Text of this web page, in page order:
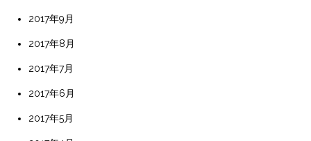
2017年9月
2017年8月
2017年7月
2017年6月
2017年5月